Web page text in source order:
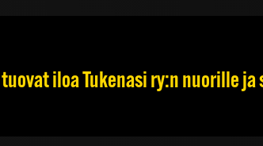
iloa Tukenasi ry:n nuorille ja